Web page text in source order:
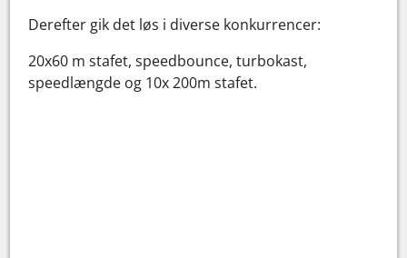
Derefter gik det løs i diverse konkurrencer:
20x60 m stafet, speedbounce, turbokast,
speedlængde og 10x 200m stafet.